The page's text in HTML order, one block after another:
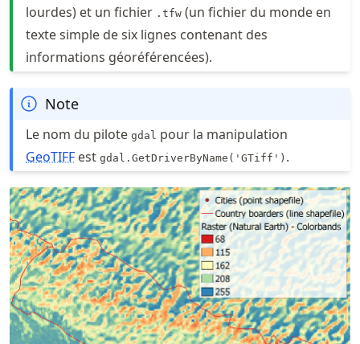
lourdes) et un fichier .tfw (un fichier du monde en
texte simple de six lignes contenant des
informations géoréférencées).
Note
Le nom du pilote gdal pour la manipulation
GeoTIFF est gdal.GetDriverByName('GTiff') .